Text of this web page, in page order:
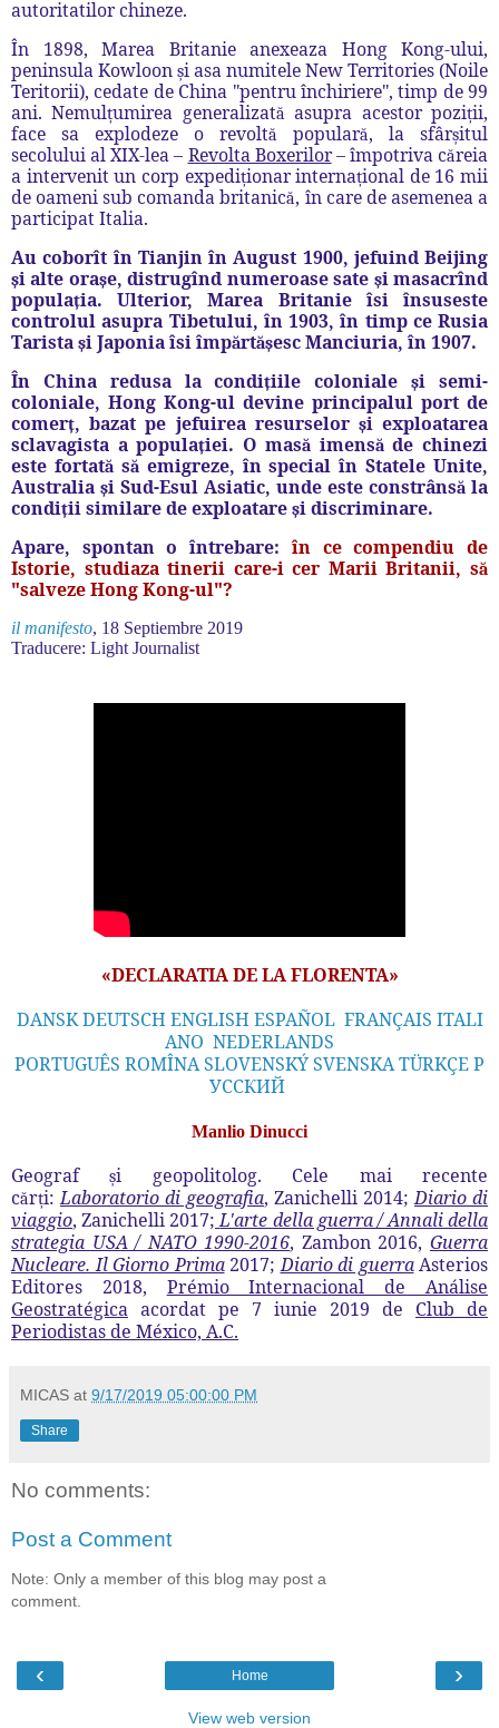
autoritatilor chineze.
În 1898, Marea Britanie anexeaza Hong Kong-ului,
peninsula Kowloon și asa numiteleNew Territories (Noile
Teritorii), cedate de China "pentruînchiriere", timp de 99
ani. Nemulțumirea generalizatăasupra acestor poziții,
face sa explodeze o revoltă populară, la sfârșitul
secolului al XIX-lea– Revolta Boxerilor–împotriva căreia
a intervenit un corp expediționar internațional de 16 mii
de oameni sub comanda britanică, în care de asemenea a
participat Italia.
Au coborît în Tianjin în August 1900, jefuind Beijing
și alte orașe, distrugînd numeroase sate și masacrînd
populația. Ulterior, Marea Britanie îsi însuseste
controlul asupra Tibetului, în 1903,în timp ce Rusia
Tarista și Japonia îsiîmpărtășesc Manciuria, în 1907.
În China redusa la condițiile colonialeși semi-
coloniale, Hong Kong-ul devine principalul port de
comerț, bazat pe jefuirea resurselor și exploatarea
sclavagista a populației. O masăimensăde chinezi
este fortatăsăemigreze, în specialîn Statele Unite,
Australia și Sud-Esul Asiatic, unde este constrânsă la
condiții similare de exploatare și discriminare.
Apare, spontan o întrebare: în ce compendiu de
Istorie, studiaza tinerii care-i cer Marii Britanii, să
"salveze Hong Kong-ul"?
il manifesto, 18 Septiembre 2019
Traducere: Light Journalist
«DECLARATIA DE LA FLORENTA»
DANSK DEUTSCH ENGLISH ESPAÑOL FRANÇAIS ITALI
ANO NEDERLANDS
PORTUGUÊS ROMÎNASLOVENSKÝSVENSKATÜRKÇE Р
УССКИЙ
Manlio Dinucci
Geografși geopolitolog. Cele mai recente
cărți:Laboratorio di geografia, Zanichelli 2014;Diario di
viaggio, Zanichelli 2017;L'arte della guerra / Annali della
strategia USA / NATO 1990-2016, Zambon 2016,Guerra
Nucleare. Il Giorno Prima2017;Diario di guerraAsterios
Editores 2018, Prémio Internacional de Análise
Geostratégica acordat pe 7 iunie 2019 de Club de
Periodistas de México, A.C.
MICAS at 9/17/2019 05:00:00 PM
Share
No comments:
Post a Comment
Note: Only a member of this blog may post a
comment.
‹ ›
Home
View web version